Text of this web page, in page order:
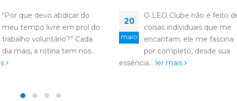
O LEO Clube não é feito de
coisas individuais que me
encantam; ele me fascina
por completo, desde sua
20
maio
Querido LEO, Há cerca de
dez anos, ouvi falar de você.
Mas, como acontece com
muitos jovens, escolhi não
dar importância...ler mais